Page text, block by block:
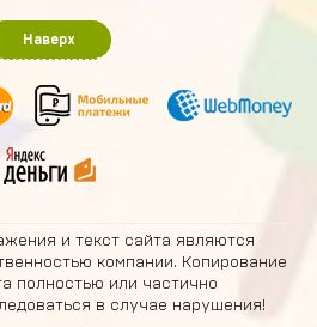
Наверх
и текст сайта являются
компании. Копирование
полностью или частично
в случае нарушения!